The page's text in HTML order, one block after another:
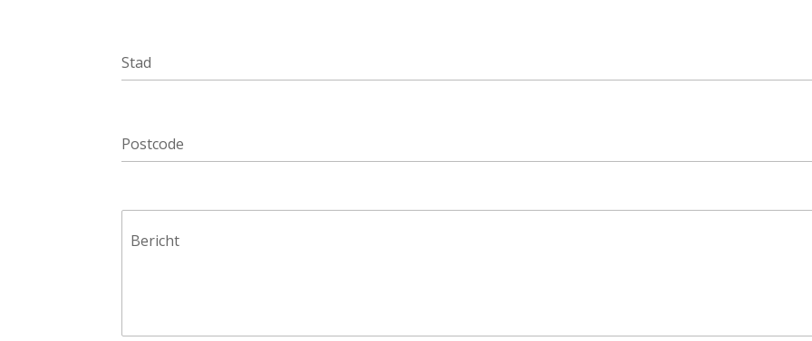
Stad
Postcode
Bericht